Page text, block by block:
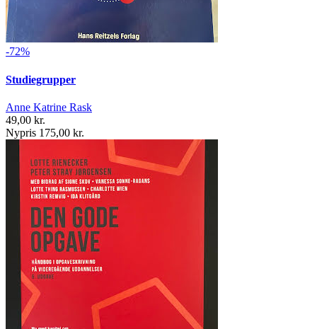
-72%
Studiegrupper
Anne Katrine Rask
49,00 kr.
Nypris 175,00 kr.